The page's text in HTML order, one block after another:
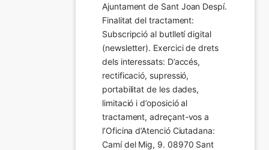
Ajuntament de Sant Joan Despí.
Finalitat del tractament:
Subscripció al butlletí digital
(newsletter). Exercici de drets
dels interessats: D’accés,
rectificació, supressió,
portabilitat de les dades,
limitació i d’oposició al
tractament, adreçant-vos a
l’Oficina d’Atenció Ciutadana:
Camí del Mig, 9. 08970 Sant